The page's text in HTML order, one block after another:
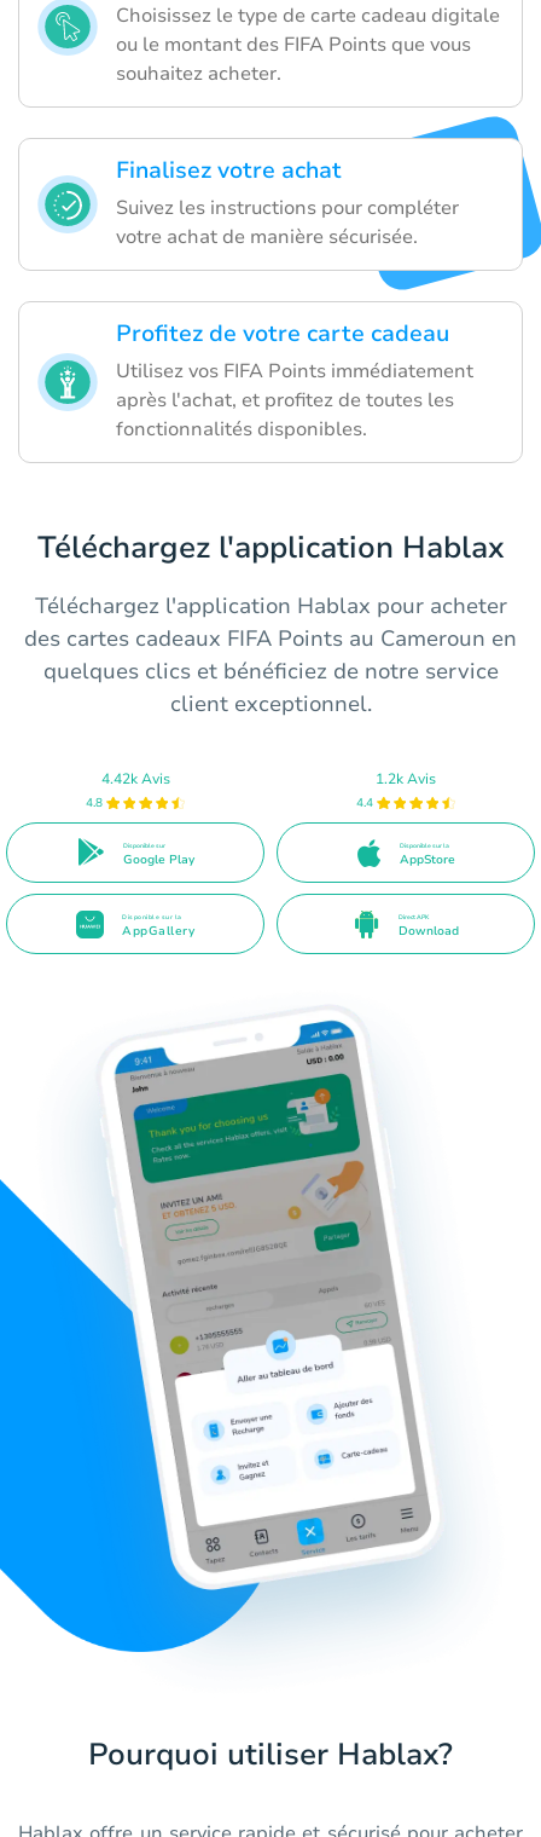
Choisissez le type de carte cadeau digitale
ou le montant des FIFA Points que vous
souhaitez acheter.
Finalisez votre achat
Suivez les instructions pour compléter
votre achat de manière sécurisée.
Profitez de votre carte cadeau
Utilisez vos FIFA Points immédiatement
après l'achat, et profitez de toutes les
fonctionnalités disponibles.
Téléchargez l'application Hablax
Téléchargez l'application Hablax pour acheter
des cartes cadeaux FIFA Points au Cameroun en
quelques clics et bénéficiez de notre service
client exceptionnel.
4.42k Avis
4.8
Disponible sur
Google Play
1.2k Avis
4.4
Disponible sur la
AppStore
Disponible sur la
AppGallery
Direct APK
Download
Pourquoi utiliser Hablax?